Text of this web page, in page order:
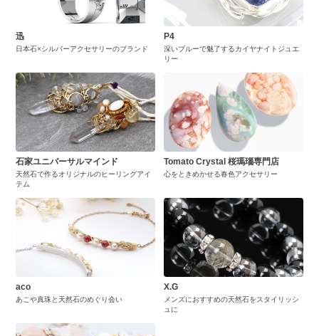
迅
日本石×シルバーアクセサリーのブランド
P4
深いブルーで魅了するカイヤナイトジュエ
リー
石家ユニバーサルマインド
天然石で作るオリジナルのヒーリングアイ
テム
Tomato Crystal 桜瑪瑙専門店
心をときめかせる春色アクセサリー
aco
あこや真珠と天然石のめぐり会い
X.G
メンズにおすすめの天然石をスタイリッシ
ュに